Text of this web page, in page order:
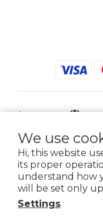
We use
Hi, this website
its proper
understand how
will be set only
Settings
$ TWD
2021 © iGreenbag | DoaBag
659-5號3樓 | 02-2903-